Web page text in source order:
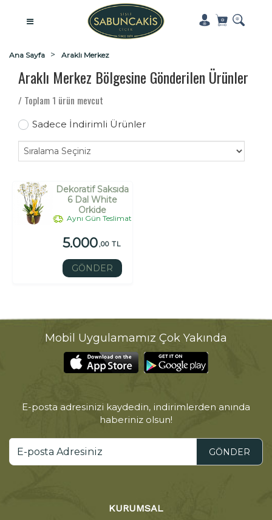
Ana Sayfa Araklı Merkez
Araklı Merkez Bölgesine Gönderilen Ürünler
/ Toplam 1 ürün mevcut
Sadece İndirimli Ürünler
Dekoratif Saksıda
6 Dal White
Orkide
Aynı Gün Teslimat
5.000,00 TL
GÖNDER
Mobil Uygulamamız Çok Yakında
E-posta adresinizi kaydedin, indirimlerden anında
haberiniz olsun!
GÖNDER
KURUMSAL